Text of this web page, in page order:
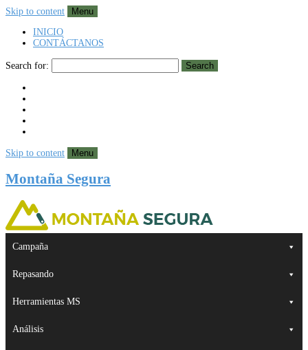
Skip to content
Menu
INICIO
CONTÁCTANOS
Search for: Search
Skip to content Menu
Montaña Segura
Campaña
Repasando
Herramientas MS
Análisis